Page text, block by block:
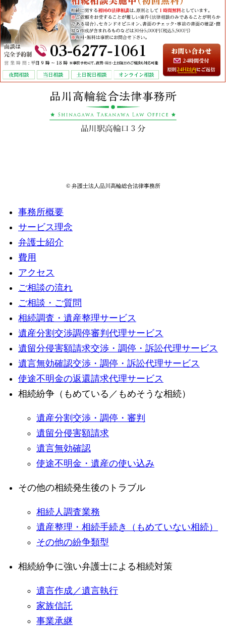
© 弁護士法人品川高輪総合法律事務所
事務所概要
サービス理念
弁護士紹介
費用
アクセス
ご相談の流れ
ご相談・ご質問
相続調査・遺産整理サービス
遺産分割交渉調停審判代理サービス
遺留分侵害額請求交渉・調停・訴訟代理サービス
遺言無効確認交渉・調停・訴訟代理サービス
使途不明金の返還請求代理サービス
相続紛争（もめている／もめそうな相続）
遺産分割交渉・調停・審判
遺留分侵害額請求
遺言無効確認
使途不明金・遺産の使い込み
その他の相続発生後のトラブル
相続人調査業務
遺産整理・相続手続き（もめていない相続）
その他の紛争類型
相続紛争に強い弁護士による相続対策
遺言作成／遺言執行
家族信託
事業承継